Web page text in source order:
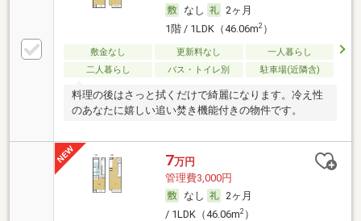
なし
2ヶ月
1階 / 1LDK（46.06m2）
敷金なし 更新料なし
一人暮らし
二人暮らし
バス・トイレ別 駐車場(近隣含)
料理の後はさっと拭くだけで綺麗になります。冷え性
のあなたに嬉しい追い焚き機能付きの物件です。
7万円
管理費3,000円
なし
2ヶ月
/ 1LDK（46.06m2）